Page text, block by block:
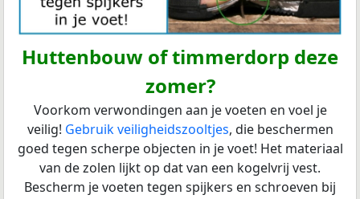
Huttenbouw of timmerdorp deze
zomer?
Voorkom verwondingen aan je voeten en voel je
veilig! Gebruik veiligheidszooltjes, die beschermen
goed tegen scherpe objecten in je voet! Het materiaal
van de zolen lijkt op dat van een kogelvrij vest.
Bescherm je voeten tegen spijkers en schroeven bij